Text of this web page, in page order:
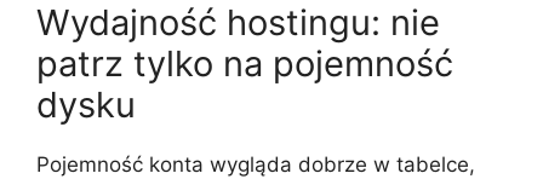
Wydajność hostingu: nie
patrz tylko na pojemność
dysku
Pojemność konta wygląda dobrze w tabelce,